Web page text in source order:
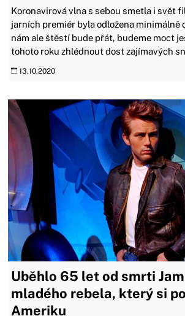
Koronavirová vlna s sebou smetla i svět
jarních premiér byla odložena minimálně
nám ale štěstí bude přát, budeme moct
tohoto roku zhlédnout dost zajímavých
13.10.2020
Uběhlo 65 let od smrti
mladého rebela, který si
Ameriku